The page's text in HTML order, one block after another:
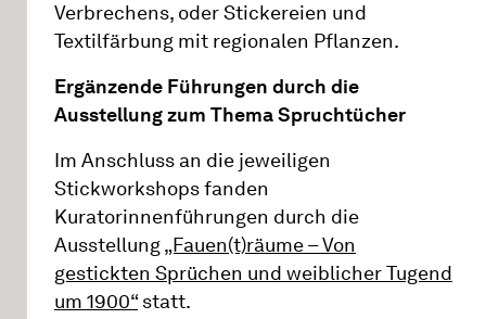
Verbrechens, oder Stickereien und
Textilfärbung mit regionalen Pflanzen.
Ergänzende Führungen durch die
Ausstellung zum Thema Spruchtücher
Im Anschluss an die jeweiligen
Stickworkshops fanden
Kuratorinnenführungen durch die
Ausstellung„Fauen(t)räume – Von
gestickten Sprüchen und weiblicher Tugend
um 1900“statt.